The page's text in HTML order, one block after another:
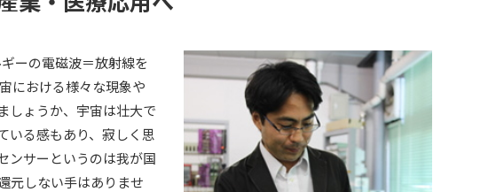
ーの電磁波＝放射線を
における様々な現象や
しょうか、宇宙は壮大で
いる感もあり、寂しく思
ンサーというのは我が国
元しない手はありませ